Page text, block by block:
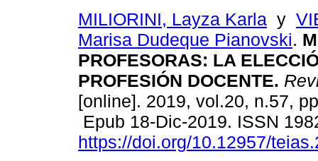
MILIORINI, Layza Karla y
Marisa Dudeque Pianovski.
PROFESORAS: LA
PROFESIÓN DOCENTE.
[online]. 2019, vol.20, n.57,
Epub 18-Dic-2019. ISSN
https://doi.org/10.12957/